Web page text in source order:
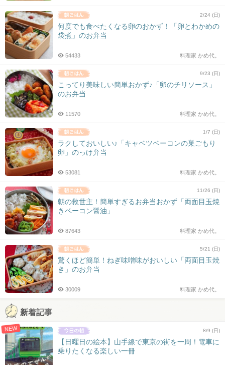
2/24 (日)
何度でも食べたくなる卵のおかず！「卵とわかめの
袋煮」のお弁当
料理家 かめ代。
54433
9/23 (日)
こってり美味しい簡単おかず♪「卵のチリソース」
のお弁当
料理家 かめ代。
11570
1/7 (日)
ラクしておいしい♪「キャベツベーコンの巣ごもり
卵」のっけ弁当
料理家 かめ代。
53081
11/26 (日)
朝の救世主！簡単すぎるお弁当おかず「両面目玉焼
きベーコン醤油」
料理家 かめ代。
87643
5/21 (日)
驚くほど簡単！ねぎ味噌味がおいしい「両面目玉焼
き」のお弁当
料理家 かめ代。
30009
新着記事
NEW 8/9 (日)
【日曜日の絵本】山手線で東京の街を一周！電車に
乗りたくなる楽しい一冊